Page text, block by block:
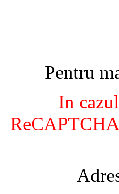
Pentru
In